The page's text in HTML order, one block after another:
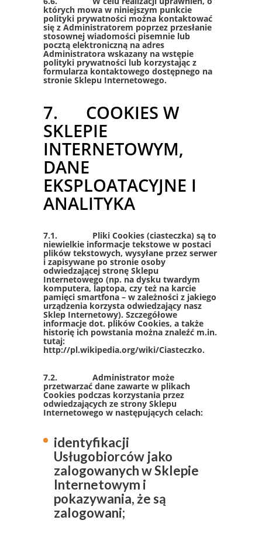
których mowa w niniejszym punkcie
polityki prywatności można kontaktować
się z Administratorem poprzez przesłanie
stosownej wiadomości pisemnie lub
pocztą elektroniczną na adres
Administratora wskazany na wstępie
polityki prywatności lub korzystając z
formularza kontaktowego dostępnego na
stronie Sklepu Internetowego.
7. COOKIES W
SKLEPIE
INTERNETOWYM,
DANE
EKSPLOATACYJNE I
ANALITYKA
7.1. Pliki Cookies (ciasteczka) są to
niewielkie informacje tekstowe w postaci
plików tekstowych, wysyłane przez serwer
i zapisywane po stronie osoby
odwiedzającej stronę Sklepu
Internetowego (np. na dysku twardym
komputera, laptopa, czy też na karcie
pamięci smartfona – w zależności z jakiego
urządzenia korzysta odwiedzający nasz
Sklep Internetowy). Szczegółowe
informacje dot. plików Cookies, a także
historię ich powstania można znaleźć m.in.
tutaj:
http://pl.wikipedia.org/wiki/Ciasteczko.
7.2. Administrator może
przetwarzać dane zawarte w plikach
Cookies podczas korzystania przez
odwiedzających ze strony Sklepu
Internetowego w następujących celach:
identyfikacji
Usługobiorców jako
zalogowanych w Sklepie
Internetowym i
pokazywania, że są
zalogowani;